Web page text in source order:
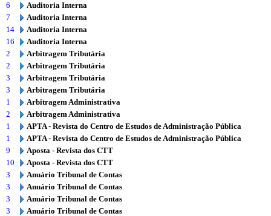
6
Auditoria Interna
7
Auditoria Interna
14
Auditoria Interna
16
Auditoria Interna
2
Arbitragem Tributária
2
Arbitragem Tributária
3
Arbitragem Tributária
3
Arbitragem Tributária
1
Arbitragem Administrativa
2
Arbitragem Administrativa
1
APTA - Revista do Centro de Estudos de Administração Pública
1
APTA - Revista do Centro de Estudos de Administração Pública
9
Aposta - Revista dos CTT
10
Aposta - Revista dos CTT
3
Anuário Tribunal de Contas
3
Anuário Tribunal de Contas
3
Anuário Tribunal de Contas
3
Anuário Tribunal de Contas